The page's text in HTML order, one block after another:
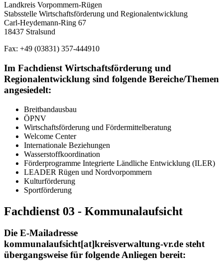
Landkreis Vorpommern-Rügen
Stabsstelle Wirtschaftsförderung und Regionalentwicklung
Carl-Heydemann-Ring 67
18437 Stralsund
Fax: +49 (03831) 357-444910
Im Fachdienst Wirtschaftsförderung und
Regionalentwicklung sind folgende Bereiche/Themen
angesiedelt:
Breitbandausbau
ÖPNV
Wirtschaftsförderung und Fördermittelberatung
Welcome Center
Internationale Beziehungen
Wasserstoffkoordination
Förderprogramme Integrierte Ländliche Entwicklung (ILER)
LEADER Rügen und Nordvorpommern
Kulturförderung
Sportförderung
Fachdienst 03 - Kommunalaufsicht
Die E-Mailadresse
kommunalaufsicht[at]kreisverwaltung-vr.de steht
übergangsweise für folgende Anliegen bereit: